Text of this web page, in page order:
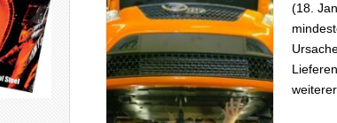
(18.